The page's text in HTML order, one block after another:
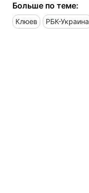
Больше по теме:
Клюев РБК-Украина